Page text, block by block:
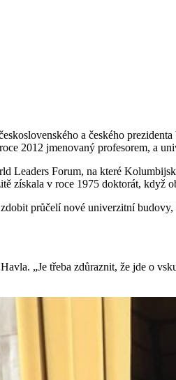
a českého
2012 jmenovaný profesorem, a
Leaders Forum, na které
získala v roce 1975 doktorát, když
průčelí nové univerzitní
„Je třeba zdůraznit, že jde o